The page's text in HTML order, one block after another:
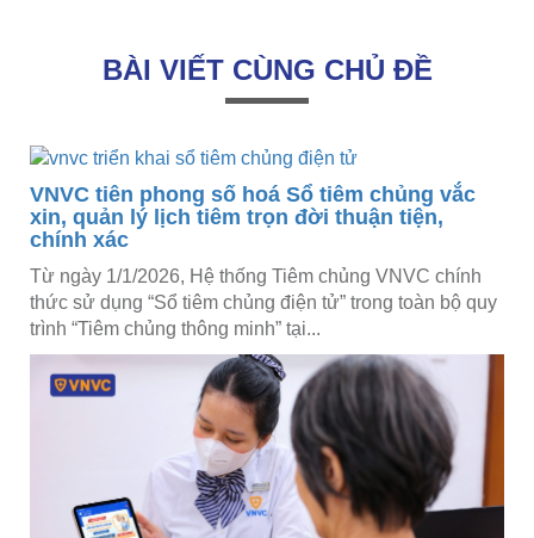
BÀI VIẾT CÙNG CHỦ ĐỀ
VNVC tiên phong số hoá Sổ tiêm chủng vắc
xin, quản lý lịch tiêm trọn đời thuận tiện,
chính xác
Từ ngày 1/1/2026, Hệ thống Tiêm chủng VNVC chính
thức sử dụng “Sổ tiêm chủng điện tử” trong toàn bộ quy
trình “Tiêm chủng thông minh” tại...